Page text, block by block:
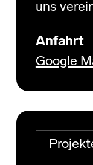
uns
Anfahrt
Google